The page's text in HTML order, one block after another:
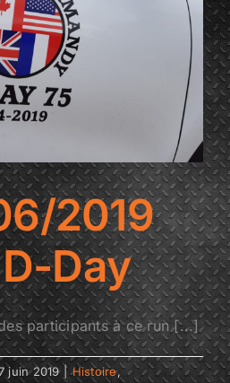
2019
Day
participants à ce run [...]
juin 2019 | Histoire,